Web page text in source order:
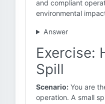
and compliant
environmental
Answer
Exercise:
Spill
Scenario: You are
operation. A small